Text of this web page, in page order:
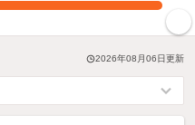
2026年08月06日更新